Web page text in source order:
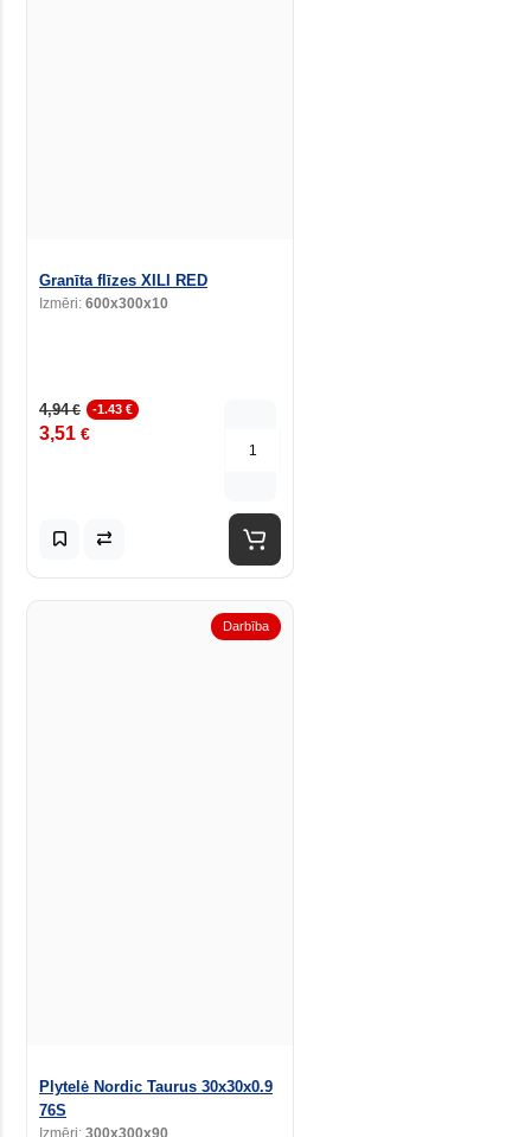
Granīta flīzes XILI RED
Izmēri: 600x300x10
4,94€ -1.43 €
3,51 €
Darbība
Plytelė Nordic Taurus 30x30x0.9
76S
Izmēri: 300x300x90